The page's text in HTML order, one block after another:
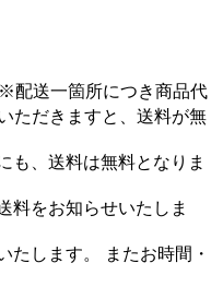
※配送一箇所につき商品代
ただきますと、送料が無
も、送料は無料となりま
料をお知らせいたしま
します。 またお時間・